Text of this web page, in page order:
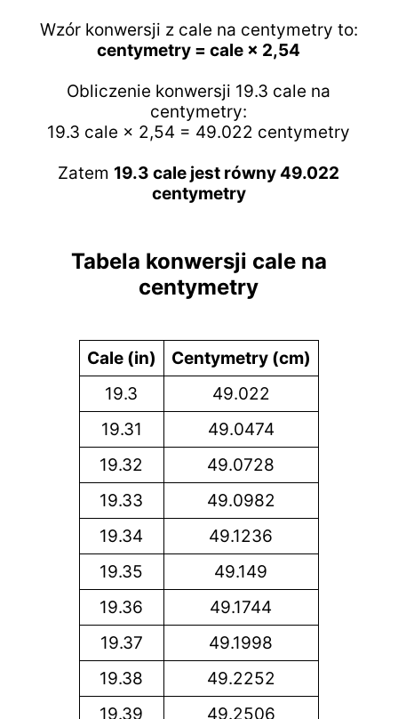
Wzór konwersji z cale na centymetry to:
centymetry = cale × 2,54
Obliczenie konwersji 19.3 cale na
centymetry:
19.3 cale × 2,54 = 49.022 centymetry
Zatem 19.3 cale jest równy 49.022
centymetry
Tabela konwersji cale na
centymetry
Cale (in)
Centymetry (cm)
19.3
49.022
19.31
49.0474
19.32
49.0728
19.33
49.0982
19.34
49.1236
19.35
49.149
19.36
49.1744
19.37
49.1998
19.38
49.2252
19.39
49.2506